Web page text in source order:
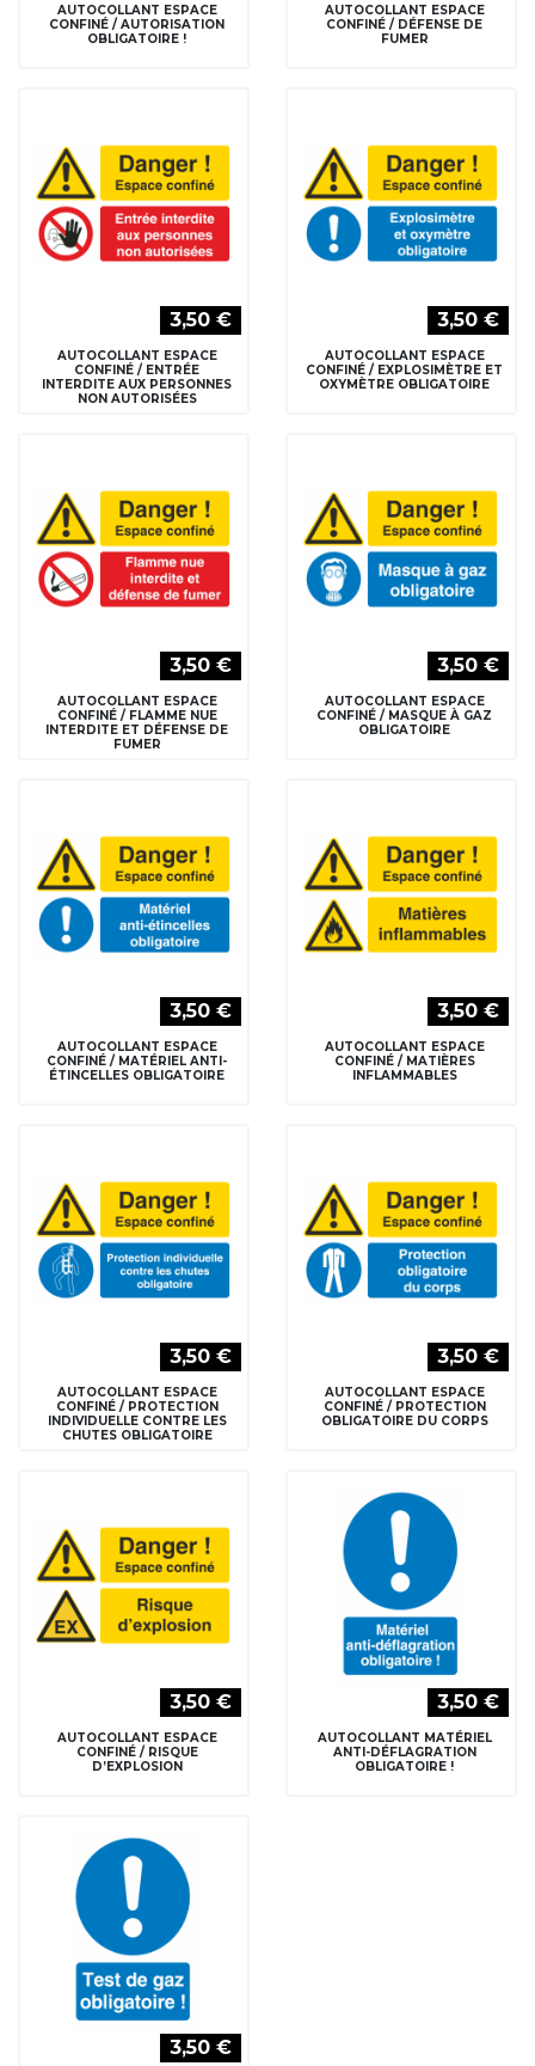
AUTOCOLLANT ESPACE
CONFINÉ / AUTORISATION
OBLIGATOIRE !
AUTOCOLLANT ESPACE
CONFINÉ / DÉFENSE DE
FUMER
3,50 €
AUTOCOLLANT ESPACE
CONFINÉ / ENTRÉE
INTERDITE AUX PERSONNES
NON AUTORISÉES
3,50 €
AUTOCOLLANT ESPACE
CONFINÉ / EXPLOSIMÈTRE ET
OXYMÈTRE OBLIGATOIRE
3,50 €
AUTOCOLLANT ESPACE
CONFINÉ / FLAMME NUE
INTERDITE ET DÉFENSE DE
FUMER
3,50 €
AUTOCOLLANT ESPACE
CONFINÉ / MASQUE À GAZ
OBLIGATOIRE
3,50 €
AUTOCOLLANT ESPACE
CONFINÉ / MATÉRIEL ANTI-
ÉTINCELLES OBLIGATOIRE
3,50 €
AUTOCOLLANT ESPACE
CONFINÉ / MATIÈRES
INFLAMMABLES
3,50 €
AUTOCOLLANT ESPACE
CONFINÉ / PROTECTION
INDIVIDUELLE CONTRE LES
CHUTES OBLIGATOIRE
3,50 €
AUTOCOLLANT ESPACE
CONFINÉ / PROTECTION
OBLIGATOIRE DU CORPS
3,50 €
AUTOCOLLANT ESPACE
CONFINÉ / RISQUE
D’EXPLOSION
3,50 €
AUTOCOLLANT MATÉRIEL
ANTI-DÉFLAGRATION
OBLIGATOIRE !
3,50 €